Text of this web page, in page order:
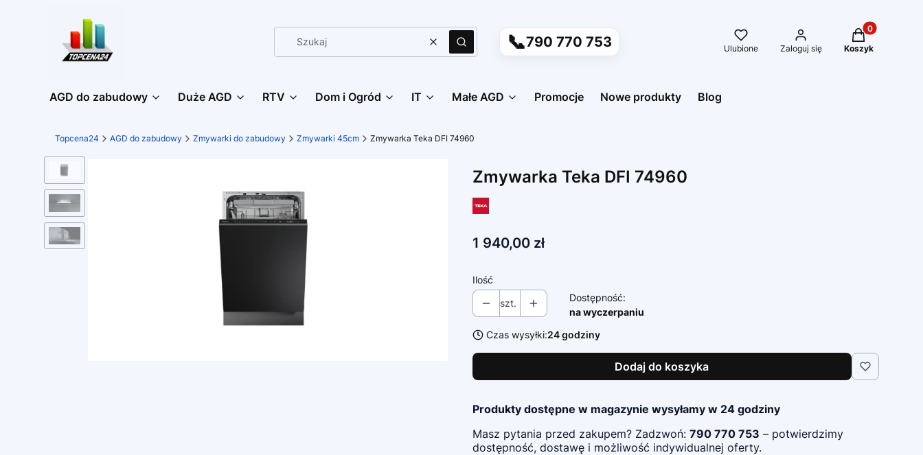
WyczyśćSzukaj 📞790 770 753 Ulubione Zaloguj się
Produkty w
Koszyk
AGD do zabudowy Duże AGD RTV Dom i Ogród IT Małe AGD Promocje Nowe produkty Blog
Topcena24 AGD do zabudowy Zmywarki do zabudowy Zmywarki 45cm Zmywarka Teka DFI 74960
Zmywarka Teka DFI 74960
Cena
1 940,00 zł
Ilość
szt.
Dostępność:
na wyczerpaniu
Czas wysyłki:24 godziny
Dodaj do koszyka
Produkty dostępne w magazynie wysyłamy w 24 godziny
Masz pytania przed zakupem? Zadzwoń: 790 770 753 – potwierdzimy
dostępność, dostawę i możliwość indywidualnej oferty.